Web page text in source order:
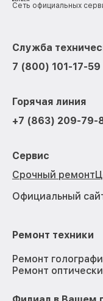
Сеть официальных
Служба
7 (800) 101-17-59
Горячая линия
+7 (863) 209-79-
Сервис
Срочный ремонт
Официальный
Ремонт техники
Ремонт
Ремонт